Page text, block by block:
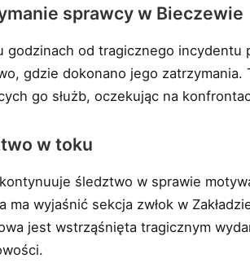
sprawcy w Bieczewie
godzinach od tragicznego incydentu
gdzie dokonano jego
go służb, oczekując na
w toku
śledztwo w sprawie
ma wyjaśnić sekcja zwłok w
jest wstrząśnięta tragicznym